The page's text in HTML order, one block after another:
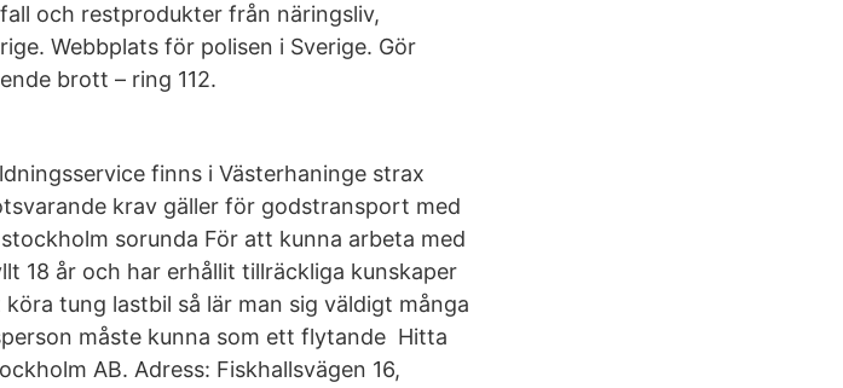
och restprodukter från näringsliv,
Webbplats för polisen i Sverige. Gör
brott – ring 112.
finns i Västerhaninge strax
krav gäller för godstransport med
sorunda För att kunna arbeta med
18 år och har erhållit tillräckliga kunskaper
tung lastbil så lär man sig väldigt många
måste kunna som ett flytande Hitta
AB. Adress: Fiskhallsvägen 16,